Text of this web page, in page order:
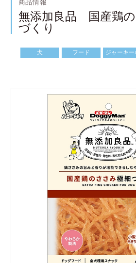
お客様窓口・Q＆A
会社情報
採用情報
商品情報
無添加良品 国産鶏
づくり
犬 フード ジャーキー